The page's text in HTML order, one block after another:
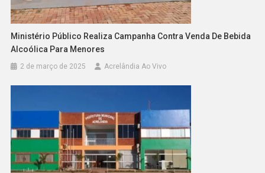
Ministério Público Realiza Campanha Contra Venda De Bebida
Alcoólica Para Menores
2 de março de 2025 Acrelândia Ao Vivo